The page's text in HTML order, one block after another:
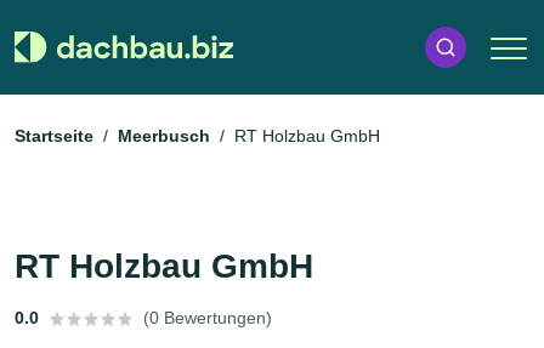
Startseite Meerbusch RT Holzbau GmbH
RT Holzbau GmbH
0.0 (0 Bewertungen)